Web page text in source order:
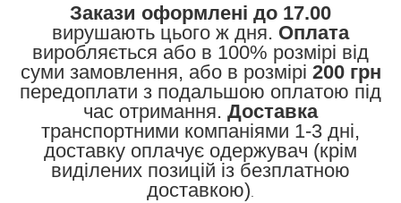
Закази оформлені до 17.00
вирушають цього ж дня. Оплата
виробляється або в 100% розмірі від
суми замовлення, або в розмірі 200 грн
передоплати з подальшою оплатою під
час отримання. Доставка
транспортними компаніями 1-3 дні,
доставку оплачує одержувач (крім
виділених позицій із безплатною
доставкою).